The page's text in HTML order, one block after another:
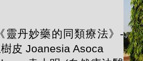
靈丹妙藥的同類療法》-
皮 Joanesia Asoca